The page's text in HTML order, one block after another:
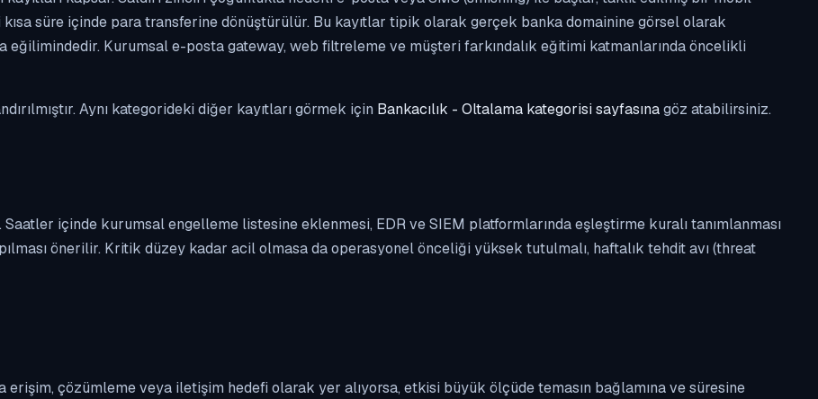
süre içinde para transferine dönüştürülür. Bu kayıtlar tipik olarak gerçek banka domainine görsel olarak
eğilimindedir. Kurumsal e-posta gateway, web filtreleme ve müşteri farkındalık eğitimi katmanlarında öncelikli
Aynı kategorideki diğer kayıtları görmek için Bankacılık - Oltalama kategorisi sayfasınagöz atabilirsiniz.
içinde kurumsal engelleme listesine eklenmesi, EDR ve SIEM platformlarında eşleştirme kuralı tanımlanması
önerilir. Kritik düzey kadar acil olmasa da operasyonel önceliği yüksek tutulmalı, haftalık tehdit avı (threat
erişim, çözümleme veya iletişim hedefi olarak yer alıyorsa, etkisi büyük ölçüde temasın bağlamına ve süresine